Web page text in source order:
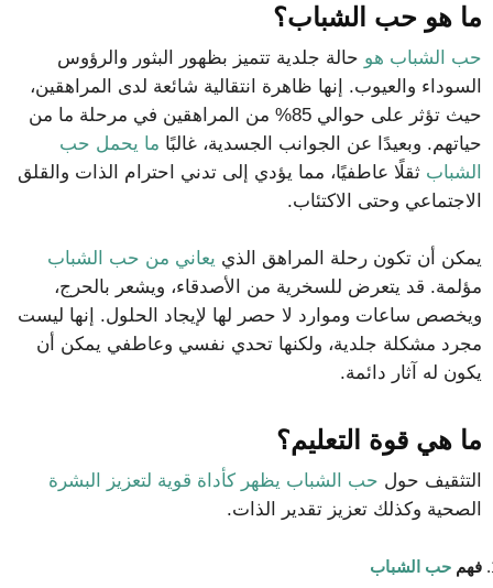
ما هو حب الشباب؟
حب الشباب هو حالة جلدية تتميز بظهور البثور والرؤوس
السوداء والعيوب. إنها ظاهرة انتقالية شائعة لدى المراهقين،
حيث تؤثر على حوالي 85% من المراهقين في مرحلة ما من
حياتهم. وبعيدًا عن الجوانب الجسدية، غالبًا ما يحمل حب
الشباب ثقلًا عاطفيًا، مما يؤدي إلى تدني احترام الذات والقلق
الاجتماعي وحتى الاكتئاب.
يمكن أن تكون رحلة المراهق الذي يعاني من حب الشباب
مؤلمة. قد يتعرض للسخرية من الأصدقاء، ويشعر بالحرج،
ويخصص ساعات وموارد لا حصر لها لإيجاد الحلول. إنها ليست
مجرد مشكلة جلدية، ولكنها تحدي نفسي وعاطفي يمكن أن
يكون له آثار دائمة.
ما هي قوة التعليم؟
التثقيف حول حب الشباب يظهر كأداة قوية لتعزيز البشرة
الصحية وكذلك تعزيز تقدير الذات.
فهم حب الشباب